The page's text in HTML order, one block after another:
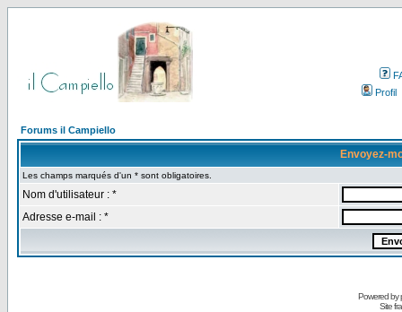
Profil
Forums il Campiello
Envoyez-
Les champs marqués d'un * sont obligatoires.
Nom d'utilisateur : *
Adresse e-mail : *
Powered by
Site